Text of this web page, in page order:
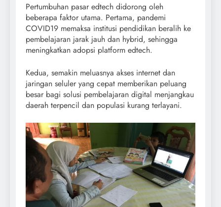
Pertumbuhan pasar edtech didorong oleh
beberapa faktor utama. Pertama, pandemi
COVID19 memaksa institusi pendidikan beralih ke
pembelajaran jarak jauh dan hybrid, sehingga
meningkatkan adopsi platform edtech.
Kedua, semakin meluasnya akses internet dan
jaringan seluler yang cepat memberikan peluang
besar bagi solusi pembelajaran digital menjangkau
daerah terpencil dan populasi kurang terlayani.